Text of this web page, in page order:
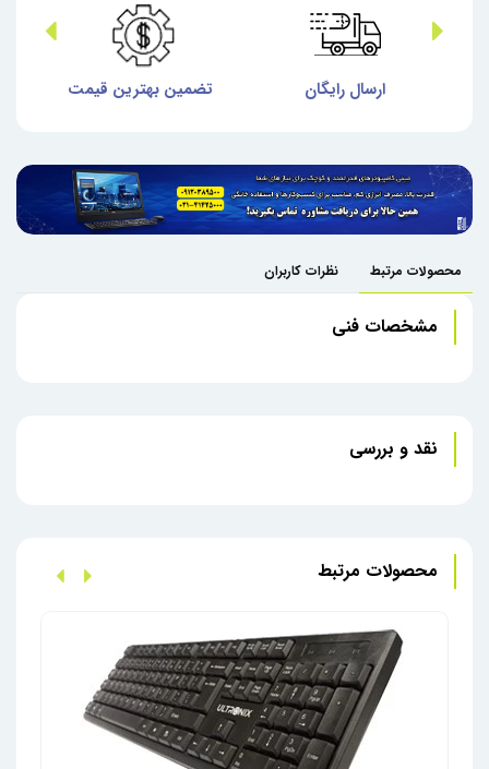
ارسال رایگان تضمین بهترین قیمت
محصولات مرتبط نظرات کاربران
مشخصات فنی
نقد و بررسی
محصولات مرتبط